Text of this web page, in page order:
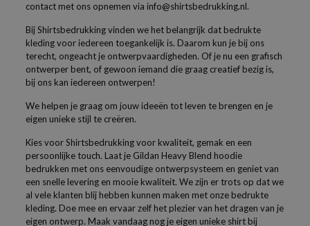
contact met ons opnemen via info@shirtsbedrukking.nl.
Bij Shirtsbedrukking vinden we het belangrijk dat bedrukte
kleding voor iedereen toegankelijk is. Daarom kun je bij ons
terecht, ongeacht je ontwerpvaardigheden. Of je nu een grafisch
ontwerper bent, of gewoon iemand die graag creatief bezig is,
bij ons kan iedereen ontwerpen!
We helpen je graag om jouw ideeën tot leven te brengen en je
eigen unieke stijl te creëren.
Kies voor Shirtsbedrukking voor kwaliteit, gemak en een
persoonlijke touch. Laat je Gildan Heavy Blend hoodie
bedrukken met ons eenvoudige ontwerpsysteem en geniet van
een snelle levering en mooie kwaliteit. We zijn er trots op dat we
al vele klanten blij hebben kunnen maken met onze bedrukte
kleding. Doe mee en ervaar zelf het plezier van het dragen van je
eigen ontwerp. Maak vandaag nog je eigen unieke shirt bij